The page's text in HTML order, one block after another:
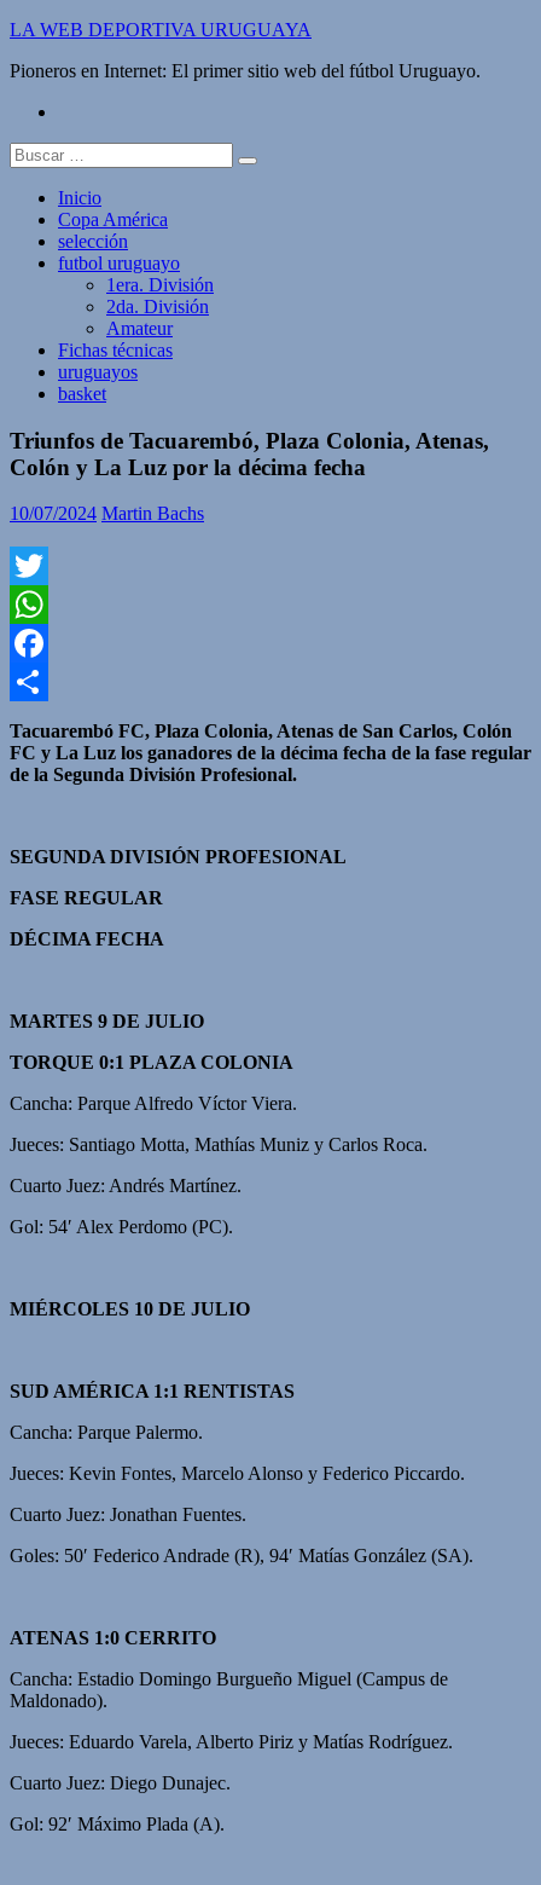
Saltar
contenido
LA WEB DEPORTIVA URUGUAYA
Pioneros en Internet: El primer sitio web del fútbol Uruguayo.
Buscar:
Inicio
Copa América
selección
futbol uruguayo
1era. División
2da. División
Amateur
Fichas técnicas
uruguayos
basket
Triunfos de Tacuarembó, Plaza Colonia, Atenas,
Colón y La Luz por la décima fecha
10/07/2024 Martin Bachs
Twitter
WhatsApp
Facebook
Compartir
Tacuarembó FC, Plaza Colonia, Atenas de San Carlos, Colón
FC y La Luz los ganadores de la décima fecha de la fase regular
de la Segunda División Profesional.
SEGUNDA DIVISIÓN PROFESIONAL
FASE REGULAR
DÉCIMA FECHA
MARTES 9 DE JULIO
TORQUE 0:1 PLAZA COLONIA
Cancha: Parque Alfredo Víctor Viera.
Jueces: Santiago Motta, Mathías Muniz y Carlos Roca.
Cuarto Juez: Andrés Martínez.
Gol: 54′ Alex Perdomo (PC).
MIÉRCOLES 10 DE JULIO
SUD AMÉRICA 1:1 RENTISTAS
Cancha: Parque Palermo.
Jueces: Kevin Fontes, Marcelo Alonso y Federico Piccardo.
Cuarto Juez: Jonathan Fuentes.
Goles: 50′ Federico Andrade (R), 94′ Matías González (SA).
ATENAS 1:0 CERRITO
Cancha: Estadio Domingo Burgueño Miguel (Campus de
Maldonado).
Jueces: Eduardo Varela, Alberto Piriz y Matías Rodríguez.
Cuarto Juez: Diego Dunajec.
Gol: 92′ Máximo Plada (A).